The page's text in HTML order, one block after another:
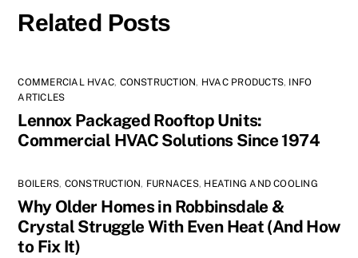
Related Posts
COMMERCIAL HVAC, CONSTRUCTION, HVAC PRODUCTS, INFO
ARTICLES
Lennox Packaged Rooftop Units:
Commercial HVAC Solutions Since 1974
BOILERS, CONSTRUCTION, FURNACES, HEATING AND COOLING
Why Older Homes in Robbinsdale &
Crystal Struggle With Even Heat (And How
to Fix It)